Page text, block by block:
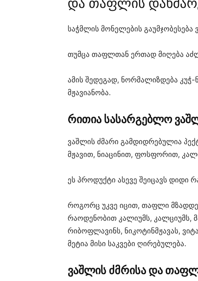
და თაფლის
საჭმლის მონელების
თუმცა თაფლთან ერთად მიღება
ამის შედეგად, ნორმალიზდება
მჟავიანობა.
რითია სასარგებლო
ვაშლის ძმარი გამდიდრებულია
მჟავით, ნიაცინით, ფოსფორით,
ეს პროდუქტი ასევე შეიცავს დიდი
როგორც უკვე იცით, თაფლი
რაოდენობით კალიუმს, კალციუმს,
რიბოფლავინს, ნიკოტინმჟავას,
მეტია მისი საკვები ღირებულება.
ვაშლის ძმრისა და